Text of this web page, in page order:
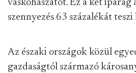
vaskohászatot. Ez a két iparág
szennyezés 63 százalékát teszi
Az északi országok közül
gazdaságtól származó